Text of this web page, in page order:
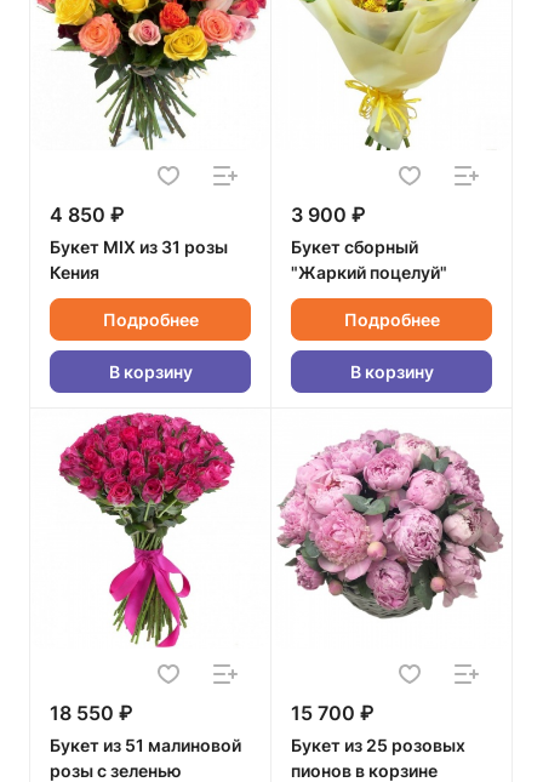
4 850 ₽
Букет MIX из 31 розы
Кения
Подробнее
В корзину
3 900 ₽
Букет сборный
"Жаркий поцелуй"
Подробнее
В корзину
18 550 ₽
Букет из 51 малиновой
розы с зеленью
15 700 ₽
Букет из 25 розовых
пионов в корзине